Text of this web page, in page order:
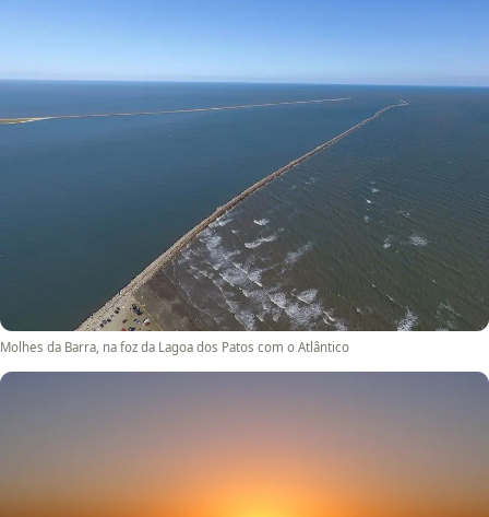
Molhes da Barra, na foz da Lagoa dos Patos com o Atlântico